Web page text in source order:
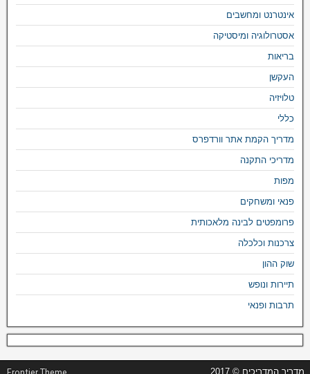
אינטרנט ומחשבים
אסטרולוגיה ומיסטיקה
בריאות
העקשן
טלויזיה
כללי
מדריך הקמת אתר וורדפרס
מדריכי התקנה
מפות
פנאי ומשחקים
פרומפטים לבינה מלאכותית
צרכנות וכלכלה
שוק ההון
תיירות ונופש
תרבות ופנאי
מדריך המדריכים © 2017